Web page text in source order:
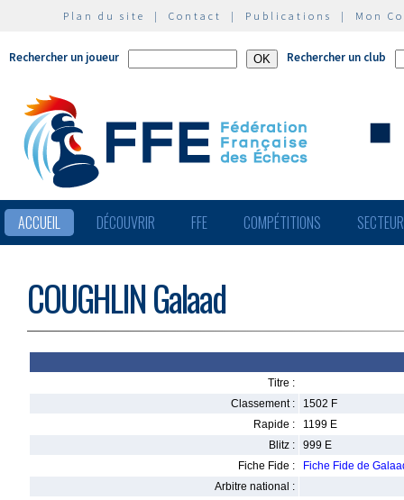
Plan du site | Contact | Publications | Mon
Rechercher un joueur Rechercher un club
ACCUEIL DÉCOUVRIR FFE COMPÉTITIONS
COUGHLIN Galaad
Titre :
Classement :
1502 F
Rapide :
1199 E
Blitz :
999 E
Fiche Fide :
Fiche Fide de
Arbitre national :